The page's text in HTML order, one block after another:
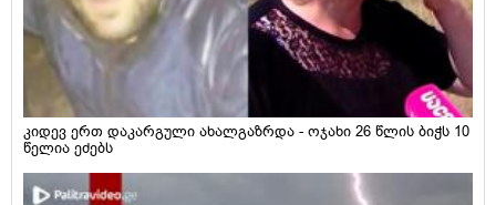
კიდევ ერთ დაკარგული ახალგაზრდა - ოჯახი 26 წლის ბიჭს 10
წელია ეძებს